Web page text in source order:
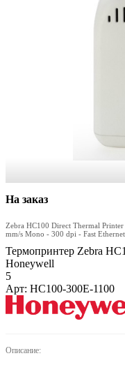
На заказ
Zebra HC100 Direct Thermal
mm/s Mono - 300 dpi - Fast
Термопринтер Zebra
Honeywell
5
Арт: HC100-300E-1100
Описание: